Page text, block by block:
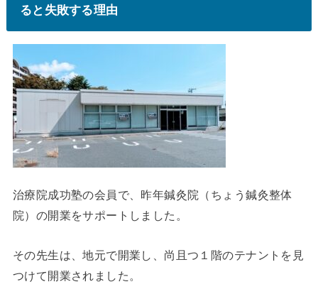
ると失敗する理由
治療院成功塾の会員で、昨年鍼灸院（ちょう鍼灸整体
院）の開業をサポートしました。
その先生は、地元で開業し、尚且つ１階のテナントを見
つけて開業されました。